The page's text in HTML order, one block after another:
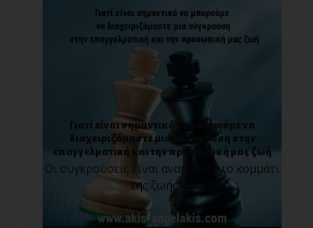
Γιατί είναι σημαντικό να μπορούμε να
διαχειριζόμαστε μια σύγκρουση στην
επαγγελματική και την προσωπική μας ζωή
Οι συγκρούσεις είναι αναπόφευκτο κομμάτι
της ζωής [...]